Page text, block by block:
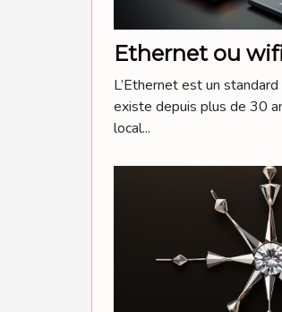
Ethernet ou
L’Ethernet est un
existe depuis plus de 30
local...